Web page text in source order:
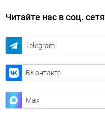
Читайте нас в соц.
Telegram
ВКонтакте
Max